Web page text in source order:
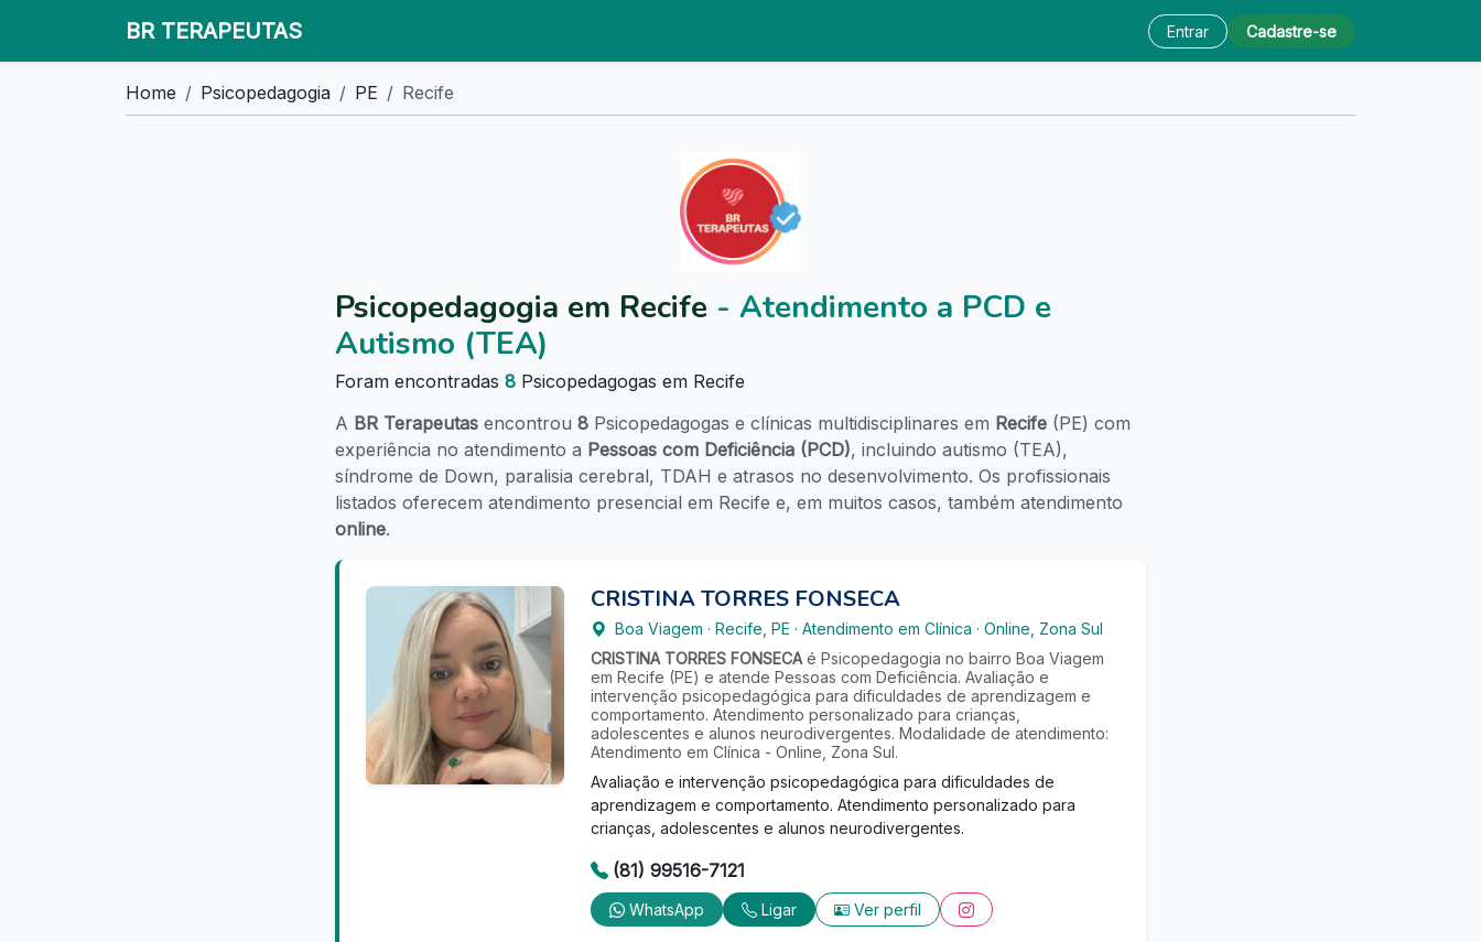
BR TERAPEUTAS Entrar Cadastre-se
Home Psicopedagogia PE Recife
Psicopedagogia em Recife - Atendimento a PCD e
Autismo (TEA)
Foram encontradas 8 Psicopedagogas em Recife
A BR Terapeutas encontrou 8 Psicopedagogas e clínicas multidisciplinares em Recife (PE) com
experiência no atendimento a Pessoas com Deficiência (PCD), incluindo autismo (TEA),
síndrome de Down, paralisia cerebral, TDAH e atrasos no desenvolvimento. Os profissionais
listados oferecem atendimento presencial em Recife e, em muitos casos, também atendimento
online.
CRISTINA TORRES FONSECA
Boa Viagem · Recife PE · Atendimento em Clínica · Online, Zona Sul
CRISTINA TORRES FONSECA é Psicopedagogia no bairro Boa Viagem
em Recife (PE) e atende Pessoas com Deficiência. Avaliação e
intervenção psicopedagógica para dificuldades de aprendizagem e
comportamento. Atendimento personalizado para crianças,
adolescentes e alunos neurodivergentes. Modalidade de atendimento:
Atendimento em Clínica - Online, Zona Sul.
Avaliação e intervenção psicopedagógica para dificuldades de
aprendizagem e comportamento. Atendimento personalizado para
crianças, adolescentes e alunos neurodivergentes.
(81) 99516-7121
WhatsApp Ligar Ver perfil